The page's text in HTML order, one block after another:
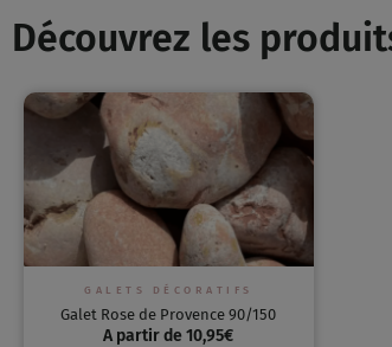
Découvrez les
GALETS DÉCORATIFS
Galet Rose de Provence 90/150
A partir de10,95€